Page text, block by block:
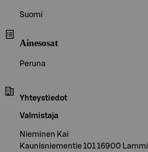
Suomi
Ainesosat
Peruna
Yhteystiedot
Valmistaja
Nieminen Kai
Kaunisniementie 101 16900 Lammi